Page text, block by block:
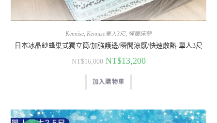
Kennise, Kennise單人3尺, 彈簧床墊
日本冰晶紗蜂巢式獨立筒/加強護邊/瞬間涼感/快速散熱-單人3尺
NT$16,000 NT$13,200
加入購物車